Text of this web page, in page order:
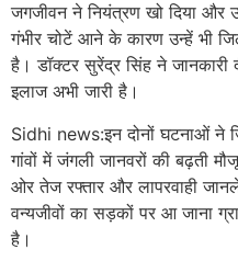
जगजीवन ने नियंत्रण खो दिया और
गंभीर चोटें आने के कारण उन्हें भी
है। डॉक्टर सुरेंद्र सिंह ने
इलाज अभी जारी है।
Sidhi news:इन दोनों घटनाओं ने
गांवों में जंगली जानवरों की बढ़ती
ओर तेज रफ्तार और लापरवाही
वन्यजीवों का सड़कों पर आ जाना
है।